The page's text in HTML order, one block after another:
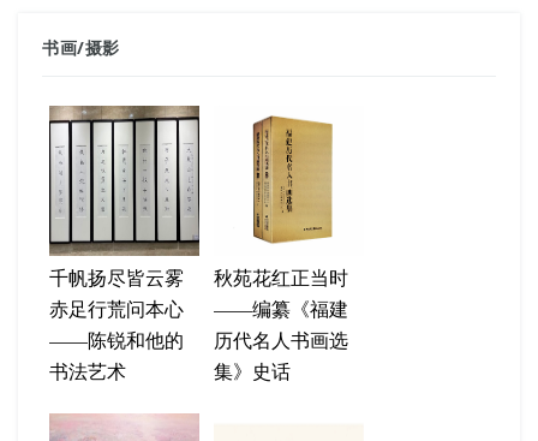
书画/摄影
千帆扬尽皆云雾
赤足行荒问本心
——陈锐和他的
书法艺术
秋苑花红正当时
——编纂《福建
历代名人书画选
集》史话